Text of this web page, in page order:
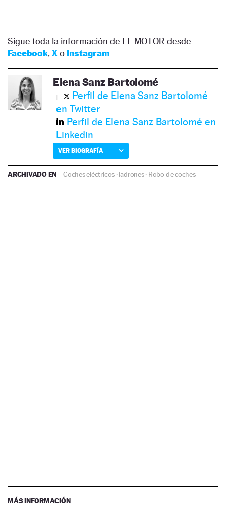
Sigue toda la información de EL MOTOR desde
Facebook, Xo Instagram
Elena Sanz Bartolomé
Perfil de Elena Sanz Bartolomé
en Twitter
Perfil de Elena Sanz Bartolomé en
Linkedin
VER BIOGRAFÍA
ARCHIVADO EN Coches eléctricos ·ladrones· Robo de coches
MÁS INFORMACIÓN